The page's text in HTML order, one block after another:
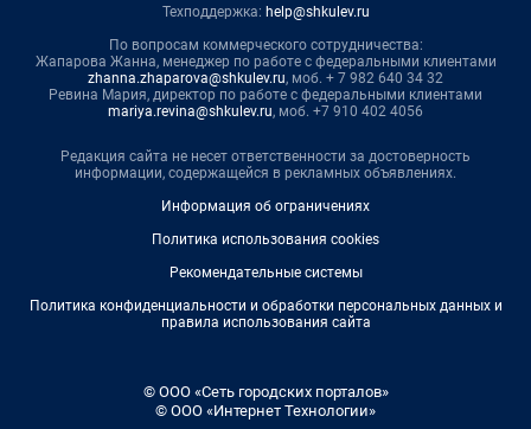
Техподдержка: help@shkulev.ru
По вопросам коммерческого сотрудничества:
Жапарова Жанна, менеджер по работе с федеральными клиентами
zhanna.zhaparova@shkulev.ru, моб. + 7 982 640 34 32
Ревина Мария, директор по работе с федеральными клиентами
mariya.revina@shkulev.ru, моб. +7 910 402 4056
Редакция сайта не несет ответственности за достоверность
информации, содержащейся в рекламных объявлениях.
Информация об ограничениях
Политика использования cookies
Рекомендательные системы
Политика конфиденциальности и обработки персональных данных и
правила использования сайта
© ООО «Сеть городских порталов»
© ООО «Интернет Технологии»